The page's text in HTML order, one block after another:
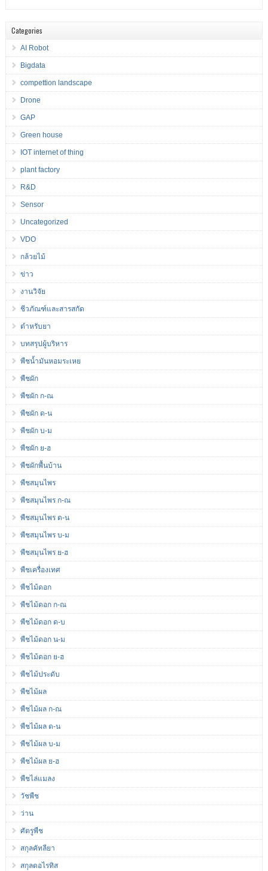
Categories
AI Robot
Bigdata
compettion landscape
Drone
GAP
Green house
IOT internet of thing
plant factory
R&D
Sensor
Uncategorized
VDO
กล้วยไม้
ข่าว
งานวิจัย
ชีวภัณฑ์และสารสกัด
ตำหรับยา
บทสรุปผู้บริหาร
พืชน้ำมันหอมระเหย
พืชผัก
พืชผัก ก-ณ
พืชผัก ด-น
พืชผัก บ-ม
พืชผัก ย-ฮ
พืชผักพื้นบ้าน
พืชสมุนไพร
พืชสมุนไพร ก-ณ
พืชสมุนไพร ด-น
พืชสมุนไพร บ-ม
พืชสมุนไพร ย-ฮ
พืชเครื่องเทศ
พืชไม้ดอก
พืชไม้ดอก ก-ณ
พืชไม้ดอก ด-บ
พืชไม้ดอก น-ม
พืชไม้ดอก ย-ฮ
พืชไม้ประดับ
พืชไม้ผล
พืชไม้ผล ก-ณ
พืชไม้ผล ด-น
พืชไม้ผล บ-ม
พืชไม้ผล ย-ฮ
พืชไล่แมลง
วัชพืช
ว่าน
ศัตรูพืช
สกุลคัทลียา
สกุลดอไรทิส